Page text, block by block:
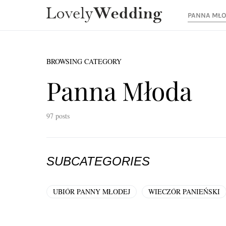
PANNA
BROWSING CATEGORY
Panna Młoda
97 posts
SUBCATEGORIES
UBIÓR PANNY MŁODEJ WIECZÓR PANIEŃSKI